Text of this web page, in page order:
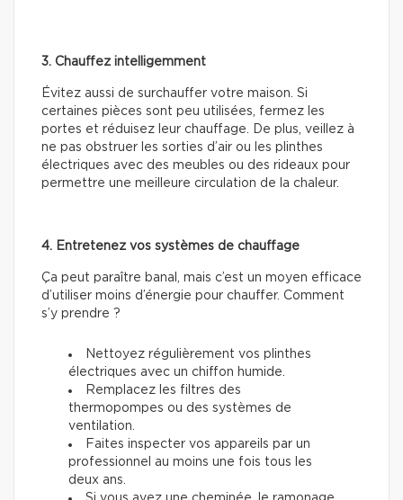
3. Chauffez intelligemment
Évitez aussi de surchauffer votre maison. Si
certaines pièces sont peu utilisées, fermez les
portes et réduisez leur chauffage. De plus, veillez à
ne pas obstruer les sorties d’air ou les plinthes
électriques avec des meubles ou des rideaux pour
permettre une meilleure circulation de la chaleur.
4. Entretenez vos systèmes de chauffage
Ça peut paraître banal, mais c’est un moyen efficace
d’utiliser moins d’énergie pour chauffer. Comment
s’y prendre ?
Nettoyez régulièrement vos plinthes
électriques avec un chiffon humide.
Remplacez les filtres des
thermopompes ou des systèmes de
ventilation.
Faites inspecter vos appareils par un
professionnel au moins une fois tous les
deux ans.